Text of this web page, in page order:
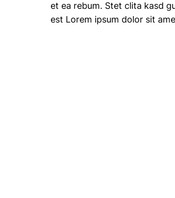
et ea rebum. Stet clita kasd
est Lorem ipsum dolor sit